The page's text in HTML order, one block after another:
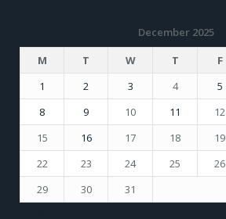
December 2025
M
T W T F
1
2 3 4 5
8
9 10 11 12
15
16 17 18 19
22
23 24 25 26
29
30
31